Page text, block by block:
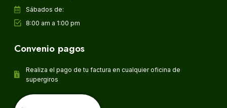
Sábados de:
8:00 am a 1:00 pm
Convenio pagos
Realiza el pago de tu factura en cualquier oficina de
supergiros